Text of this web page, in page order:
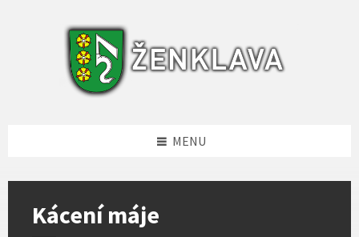
MENU
Kácení máje